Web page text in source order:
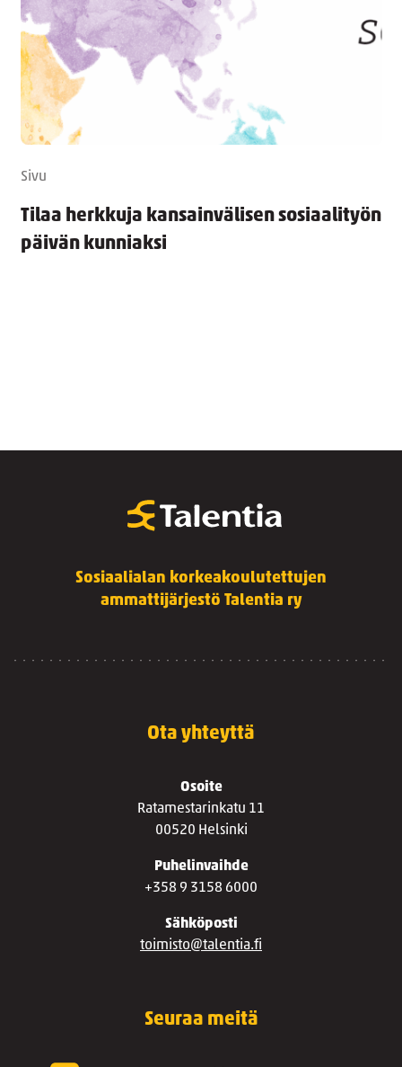
Sivu
Tilaa herkkuja kansainvälisen sosiaalityön
päivän kunniaksi
Sosiaalialan korkeakoulutettujen
ammattijärjestö Talentia ry
Ota yhteyttä
Osoite
Ratamestarinkatu 11
00520 Helsinki
Puhelinvaihde
+358 9 3158 6000
Sähköposti
toimisto@talentia.fi
Seuraa meitä